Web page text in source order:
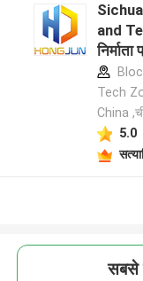
and
निर्माता
Tech
China
5.0
सबसे